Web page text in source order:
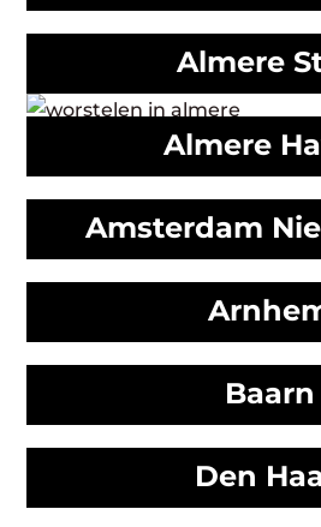
Almere
Almere
Amsterdam
Baarn
Den